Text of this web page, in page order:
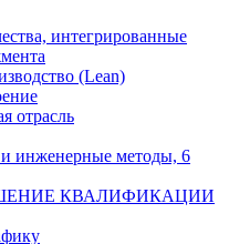
интегрированные
(Lean)
отрасль
и инженерные методы, 6
КВАЛИФИКАЦИИ